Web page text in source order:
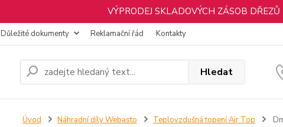
VÝPRODEJ SKLADOVÝCH ZÁSOB DŘEZŮ
Důležité dokumenty Reklamační řád Kontakty
Hledat
Úvod Náhradní díly Webasto Teplovzdušná topení Air Top